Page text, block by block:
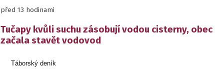
před 13 hodinami
Tučapy kvůli suchu zásobují vodou cisterny, obec
začala stavět vodovod
Táborský deník